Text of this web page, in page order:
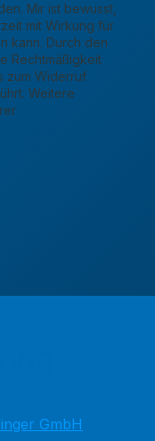
Mir ist bewusst,
mit Wirkung für
kann. Durch den
Rechtmäßigkeit
zum Widerruf
Weitere
GmbH